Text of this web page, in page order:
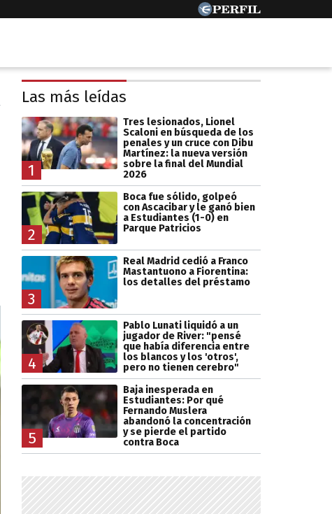
Las más leídas
1
Tres lesionados, Lionel
Scaloni en búsqueda de los
penales y un cruce con Dibu
Martínez: la nueva versión
sobre la final del Mundial
2026
2
Boca fue sólido, golpeó
con Ascacibar y le ganó bien
a Estudiantes (1-0) en
Parque Patricios
3
Real Madrid cedió a Franco
Mastantuono a Fiorentina:
los detalles del préstamo
4
Pablo Lunati liquidó a un
jugador de River: "pensé
que había diferencia entre
los blancos y los 'otros',
pero no tienen cerebro"
5
Baja inesperada en
Estudiantes: Por qué
Fernando Muslera
abandonó la concentración
y se pierde el partido
contra Boca